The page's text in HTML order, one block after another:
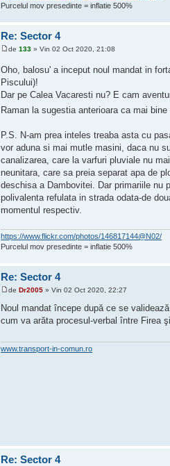
Purcelul mov presedinte = inflatie 500%
Re: Sector 4
de133 » Vin 02 Oct 2020, 21:08
Oho, balosu' a inceput noul mandat in
Piscului)!
Dar pe Calea Vacaresti nu? E cam
Raman la sugestia anterioara ca mai
P.S. N-am prea inteles treaba asta cu
vor aduna si mai mutle masini, daca nu
canalizarea, care la varfuri pluviale nu
neunitara, care sa preia separat apa de
deschisa a Dambovitei. Dar primariile nu
polivalenta refulata in strada odata-de
momentul respectiv.
https://www.flickr.com/photos/146817144@N02/
Purcelul mov presedinte = inflatie 500%
Re: Sector 4
de Dr2005 » Vin 02 Oct 2020, 22:27
Noul mandat începe după ce se
cum va arăta procesul-verbal între Firea
www.transport-in-comun.ro
Re: Sector 4